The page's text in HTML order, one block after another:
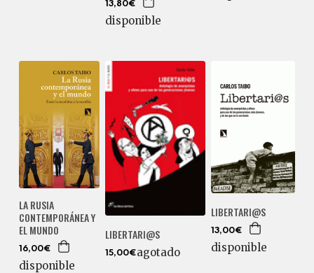
13,80€
disponible
LA RUSIA
CONTEMPORÁNEA Y
EL MUNDO
16,00€
disponible
LIBERTARI@S
15,00€agotado
LIBERTARI@S
13,00€
disponible